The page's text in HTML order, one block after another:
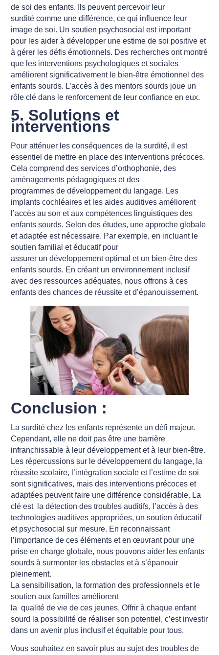
de soi des enfants. Ils peuvent percevoir leur
surdité comme une différence, ce qui influence leur
image de soi. Un soutien psychosocial est important
pour les aider à développer une estime de soi positive et
à gérer les défis émotionnels. Des recherches ont montré
que les interventions psychologiques et sociales
améliorent significativement le bien-être émotionnel des
enfants sourds. L’accès à des mentors sourds joue un
rôle clé dans le renforcement de leur confiance en eux.
5. Solutions et
interventions
Pour atténuer les conséquences de la surdité, il est
essentiel de mettre en place des interventions précoces.
Cela comprend des services d’orthophonie, des
aménagements pédagogiques et des
programmes de développement du langage. Les
implants cochléaires et les aides auditives améliorent
l’accès au son et aux compétences linguistiques des
enfants sourds. Selon des études, une approche globale
et adaptée est nécessaire. Par exemple, en incluant le
soutien familial et éducatif pour
assurer un développement optimal et un bien-être des
enfants sourds. En créant un environnement inclusif
avec des ressources adéquates, nous offrons à ces
enfants des chances de réussite et d’épanouissement.
Conclusion :
La surdité chez les enfants représente un défi majeur.
Cependant, elle ne doit pas être une barrière
infranchissable à leur développement et à leur bien-être.
Les répercussions sur le développement du langage, la
réussite scolaire, l’intégration sociale et l’estime de soi
sont significatives, mais des interventions précoces et
adaptées peuvent faire une différence considérable. La
clé est la détection des troubles auditifs, l’accès à des
technologies auditives appropriées, un soutien éducatif
et psychosocial sur mesure. En reconnaissant
l’importance de ces éléments et en œuvrant pour une
prise en charge globale, nous pouvons aider les enfants
sourds à surmonter les obstacles et à s’épanouir
pleinement.
La sensibilisation, la formation des professionnels et le
soutien aux familles améliorent
la qualité de vie de ces jeunes. Offrir à chaque enfant
sourd la possibilité de réaliser son potentiel, c’est investir
dans un avenir plus inclusif et équitable pour tous.
Vous souhaitez en savoir plus au sujet des troubles de